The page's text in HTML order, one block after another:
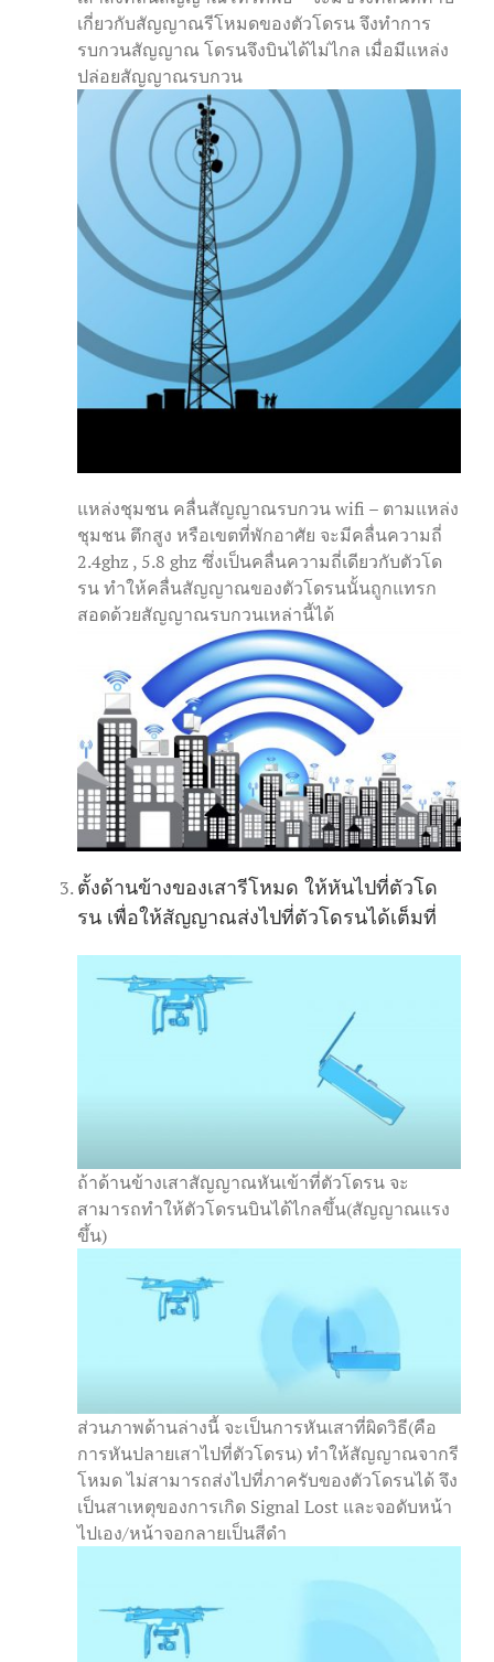
เกี่ยวกับสัญญาณรีโหมดของตัวโดรน จึงทำการ
รบกวนสัญญาณ โดรนจึงบินได้ไม่ไกล เมื่อมีแหล่ง
ปล่อยสัญญาณรบกวน
แหล่งชุมชน คลื่นสัญญาณรบกวน wifi – ตามแหล่ง
ชุมชน ตึกสูง หรือเขตที่พักอาศัย จะมีคลื่นความถี่
2.4ghz , 5.8 ghz ซึ่งเป็นคลื่นความถี่เดียวกับตัวโด
รน ทำให้คลื่นสัญญาณของตัวโดรนนั้นถูกแทรก
สอดด้วยสัญญาณรบกวนเหล่านี้ได้
ตั้งด้านข้างของเสารีโหมด ให้หันไปที่ตัวโด
รน เพื่อให้สัญญาณส่งไปที่ตัวโดรนได้เต็มที่
ถ้าด้านข้างเสาสัญญาณหันเข้าที่ตัวโดรน จะ
สามารถทำให้ตัวโดรนบินได้ไกลขึ้น(สัญญาณแรง
ขึ้น)
ส่วนภาพด้านล่างนี้ จะเป็นการหันเสาที่ผิดวิธี(คือ
การหันปลายเสาไปที่ตัวโดรน) ทำให้สัญญาณจากรี
โหมด ไม่สามารถส่งไปที่ภาครับของตัวโดรนได้ จึง
เป็นสาเหตุของการเกิด Signal Lost และจอดับหน้า
ไปเอง/หน้าจอกลายเป็นสีดำ